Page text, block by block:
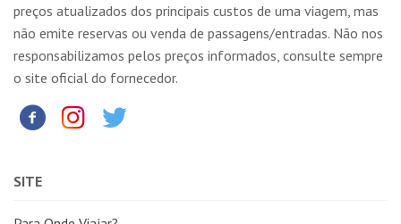
preços atualizados dos principais custos de uma viagem, mas
não emite reservas ou venda de passagens/entradas. Não nos
responsabilizamos pelos preços informados, consulte sempre
o site oficial do fornecedor.
SITE